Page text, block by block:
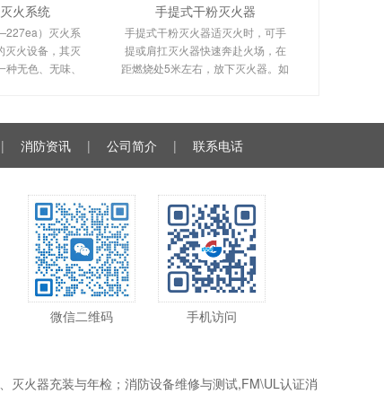
火系统
）灭火系
灭火设备，其灭
无色、无味、
卤代烷1211、
手提式干粉灭火器
手提式干粉灭火器适灭火时，可手
提或肩扛灭火器快速奔赴火场，在
距燃烧处5米左右，放下灭火器。如
式的，操作者应一手紧握喷枪、另
一手提起储气瓶上的
| 消防资讯 | 公司简介 | 联系电话
微信二维码 手机访问
灭火器充装与年检；消防设备维修与测试,FM\UL认证消